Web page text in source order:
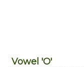
Vowel 'O'